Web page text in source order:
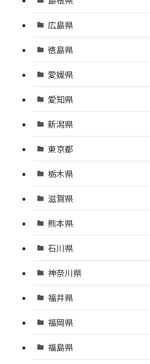
広島県
徳島県
愛媛県
愛知県
新潟県
東京都
栃木県
滋賀県
熊本県
石川県
神奈川県
福井県
福岡県
福島県